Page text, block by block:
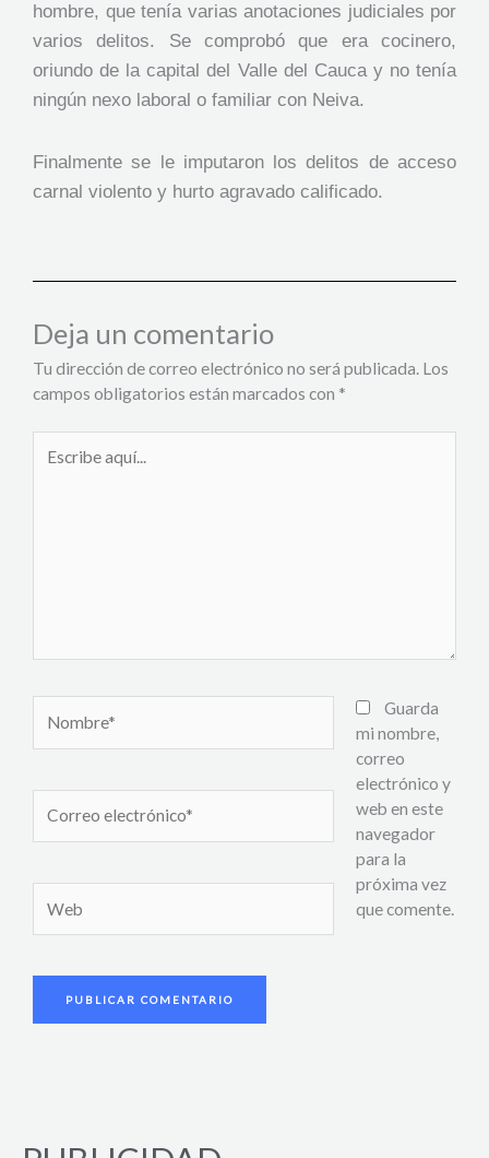
hombre, que tenía varias anotaciones judiciales por
varios delitos. Se comprobó que era cocinero,
oriundo de la capital del Valle del Cauca y no tenía
ningún nexo laboral o familiar con Neiva.
Finalmente se le imputaron los delitos de acceso
carnal violento y hurto agravado calificado.
Deja un comentario
Tu dirección de correo electrónico no será publicada. Los
campos obligatorios están marcados con *
aquí...
electrónico*
Guarda
mi nombre,
correo
electrónico y
web en este
navegador
para la
próxima vez
que comente.